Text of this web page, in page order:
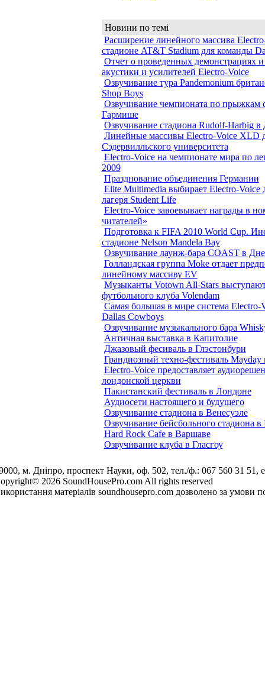
Новини по темі
Расширение линейного массива
стадионе AT&T Stadium для команды
Отчет о проведенных демонстрациях
акустики и усилителей Electro-Voice
Озвучивание тура Pandemonium
Shop Boys
Озвучивание чемпионата по прыжкам
Гармише
Озвучивание стадиона Rudolf-Harbig в
Линейные массивы Electro-Voice XLD
Сэдервилльского университета
Electro-Voice на чемпионате мира по
2009
Празднование объединения Германии
Elite Multimedia выбирает Electro-Voice
лагеря Student Life
Electro-Voice завоевывает награды в
читателей»
Подготовка к FIFA 2010 World Cup.
стадионе Nelson Mandela Bay
Озвучивание лаунж-бара COAST в
Голландская группа Moke отдает
линейному массиву EV
Музыканты Votown All-Stars
футбольного клуба Volendam
Самая большая в мире система Electro-
Dallas Cowboys
Озвучивание музыкального бара
Античная выставка в Капитолие
Джазовый фесиваль в Глэстонбури
Грандиозный техно-фестиваль
Electro-Voice предоставляет
лондонской церкви
Пакистанский фестиваль в Лондоне
Аудиосети настоящего и будущего
Озвучивание стадиона в Венесуэле
Озвучивание бейсбольного стадиона
Hard Rock Cafe в Варшаве
Озвучивание клуба в Гласгоу
м. Дніпро, проспект Науки, оф. 502, тел./ф.: 067 560 31 51,
2026 SoundHousePro.com All rights reserved
матеріалів soundhousepro.com дозволено за умови